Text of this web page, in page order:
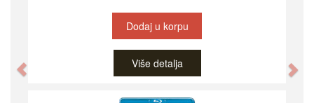
Dodaj u korpu
Više detalja